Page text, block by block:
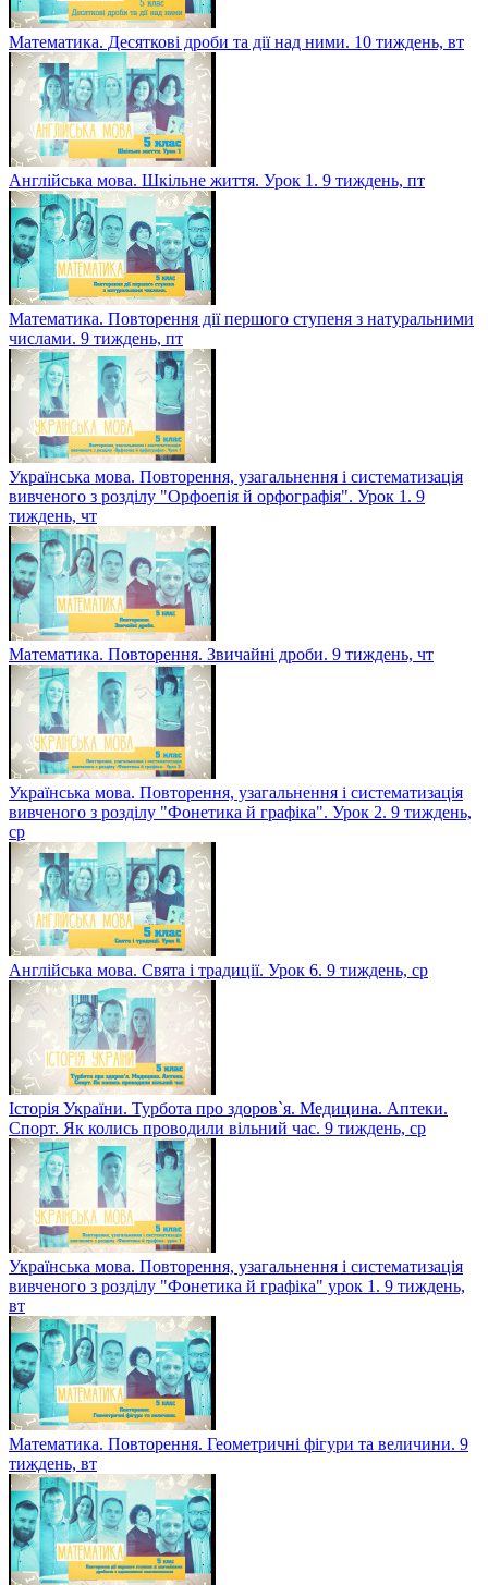
Математика. Десяткові дроби та дії над ними. 10 тиждень, вт
Англійська мова. Шкільне життя. Урок 1. 9 тиждень, пт
Математика. Повторення дії першого ступеня з натуральними
числами. 9 тиждень, пт
Українська мова. Повторення, узагальнення і систематизація
вивченого з розділу "Орфоепія й орфографія". Урок 1. 9
тиждень, чт
Математика. Повторення. Звичайні дроби. 9 тиждень, чт
Українська мова. Повторення, узагальнення і систематизація
вивченого з розділу "Фонетика й графіка". Урок 2. 9 тиждень,
ср
Англійська мова. Свята і традиції. Урок 6. 9 тиждень, ср
Історія України. Турбота про здоров`я. Медицина. Аптеки.
Спорт. Як колись проводили вільний час. 9 тиждень, ср
Українська мова. Повторення, узагальнення і систематизація
вивченого з розділу "Фонетика й графіка" урок 1. 9 тиждень,
вт
Математика. Повторення. Геометричні фігури та величини. 9
тиждень, вт